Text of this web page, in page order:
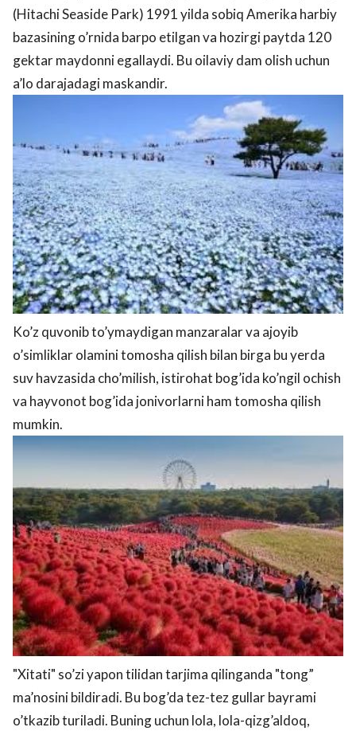
(Hitachi Seaside Park) 1991 yilda sobiq Amerika harbiy
bazasining o’rnida barpo etilgan va hozirgi paytda 120
gektar maydonni egallaydi. Bu oilaviy dam olish uchun
a’lo darajadagi maskandir.
Ko’z quvonib to’ymaydigan manzaralar va ajoyib
o’simliklar olamini tomosha qilish bilan birga bu yerda
suv havzasida cho’milish, istirohat bog’ida ko’ngil ochish
va hayvonot bog’ida jonivorlarni ham tomosha qilish
mumkin.
"Xitati" so’zi yapon tilidan tarjima qilinganda "tong”
ma’nosini bildiradi. Bu bog’da tez-tez gullar bayrami
o’tkazib turiladi. Buning uchun lola, lola-qizg’aldoq,